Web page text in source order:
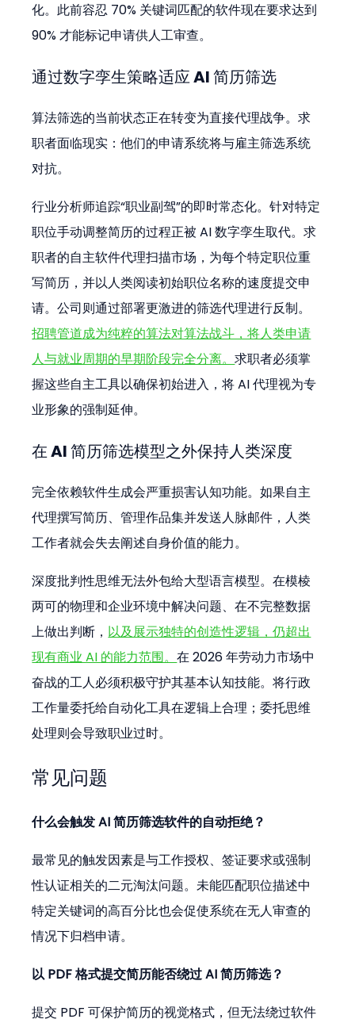
化。此前容忍 70% 关键词匹配的软件现在要求达到
90% 才能标记申请供人工审查。
通过数字孪生策略适应 AI 简历筛选
算法筛选的当前状态正在转变为直接代理战争。求
职者面临现实：他们的申请系统将与雇主筛选系统
对抗。
行业分析师追踪“职业副驾”的即时常态化。针对特定
职位手动调整简历的过程正被 AI 数字孪生取代。求
职者的自主软件代理扫描市场，为每个特定职位重
写简历，并以人类阅读初始职位名称的速度提交申
请。公司则通过部署更激进的筛选代理进行反制。
招聘管道成为纯粹的算法对算法战斗，将人类申请
人与就业周期的早期阶段完全分离。求职者必须掌
握这些自主工具以确保初始进入，将 AI 代理视为专
业形象的强制延伸。
在 AI 简历筛选模型之外保持人类深度
完全依赖软件生成会严重损害认知功能。如果自主
代理撰写简历、管理作品集并发送人脉邮件，人类
工作者就会失去阐述自身价值的能力。
深度批判性思维无法外包给大型语言模型。在模棱
两可的物理和企业环境中解决问题、在不完整数据
上做出判断， 以及展示独特的创造性逻辑，仍超出
现有商业 AI 的能力范围。在 2026 年劳动力市场中
奋战的工人必须积极守护其基本认知技能。将行政
工作量委托给自动化工具在逻辑上合理；委托思维
处理则会导致职业过时。
常见问题
什么会触发 AI 简历筛选软件的自动拒绝？
最常见的触发因素是与工作授权、签证要求或强制
性认证相关的二元淘汰问题。未能匹配职位描述中
特定关键词的高百分比也会促使系统在无人审查的
情况下归档申请。
以 PDF 格式提交简历能否绕过 AI 简历筛选？
提交 PDF 可保护简历的视觉格式，但无法绕过软件